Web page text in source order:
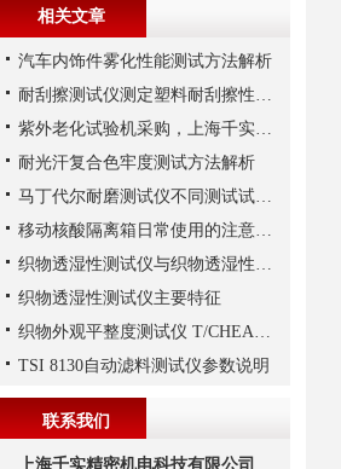
相关文章
汽车内饰件雾化性能测试方法解析
耐刮擦测试仪测定塑料耐刮擦性解析
紫外老化试验机采购，上海千实的UV-master便宜
耐光汗复合色牢度测试方法解析
马丁代尔耐磨测试仪不同测试试验的耗材解析
移动核酸隔离箱日常使用的注意事项
织物透湿性测试仪与织物透湿性能影响因素
织物透湿性测试仪主要特征
织物外观平整度测试仪 T/CHEAA 0010-2019图像分析法
TSI 8130自动滤料测试仪参数说明
联系我们
上海千实精密机电科技有限公司